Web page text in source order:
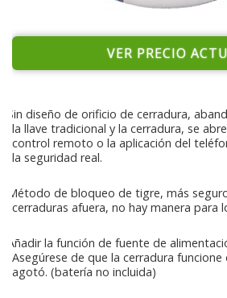
VER PRECIO
Sin diseño de orificio de cerradura,
la llave tradicional y la cerradura, se
control remoto o la aplicación del
la seguridad real.
Método de bloqueo de tigre, más
cerraduras afuera, no hay manera para
Añadir la función de fuente de
Asegúrese de que la cerradura
agotó. (batería no incluida)